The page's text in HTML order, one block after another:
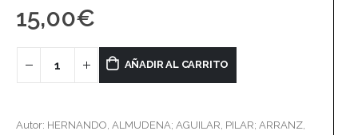
15,00€
AÑADIR AL CARRITO
Autor: HERNANDO, ALMUDENA; AGUILAR, PILAR; ARRANZ,